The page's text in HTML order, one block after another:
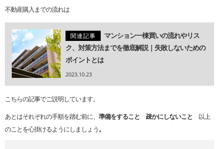
不動産購入までの流れは
関連記事
マンション一棟買いの流れやリス
ク、対策方法までを徹底解説｜失敗しないための
ポイントとは
2023.10.23
こちらの記事でご説明しています。
あとはそれぞれの手順を踏む前に、 準備をすること 疎かにしないこと 以上
のことを心掛けるようにしましょう。